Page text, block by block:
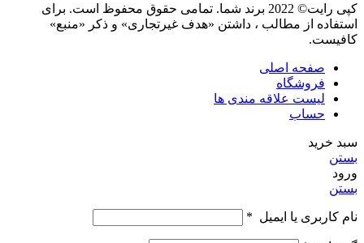
کپی رایت© 2022 برند شما. تمامی حقوق محفوظ است. برای
استفاده از مطالب ، داشتن «هدف غیرتجاری» و ذکر «منبع»
کافیست.
صفحه اصلی
فروشگاه
لیست علاقه مندی ها
حساب
سبد خرید
بستن
ورود
بستن
نام کاربری یا ایمیل *